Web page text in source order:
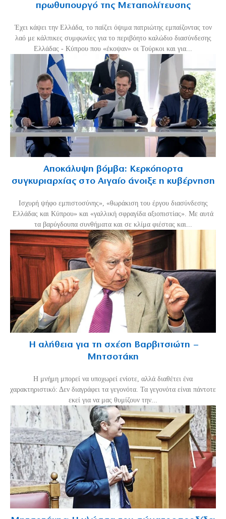
πρωθυπουργό της Μεταπολίτευσης
Έχει κάψει την Ελλάδα, το παίζει όψιμα πατριώτης εμπαίζοντας τον
λαό με κάλπικες συμφωνίες για το περιβόητο καλώδιο διασύνδεσης
Ελλάδας - Κύπρου που «έκοψαν» οι Τούρκοι και για...
Αποκάλυψη βόμβα: Κερκόπορτα
συγκυριαρχίας στο Αιγαίο άνοιξε η κυβέρνηση
Ισχυρή ψήφο εμπιστοσύνης», «θωράκιση του έργου διασύνδεσης
Ελλάδας και Κύπρου» και «γαλλική σφραγίδα αξιοπιστίας». Με αυτά
τα βαρύγδουπα συνθήματα και σε κλίμα φιέστας και...
Η αλήθεια για τη σχέση Βαρβιτσιώτη –
Μητσοτάκη
H μνήμη μπορεί να υποχωρεί ενίοτε, αλλά διαθέτει ένα
χαρακτηριστικό: Δεν διαγράφει τα γεγονότα. Τα γεγονότα είναι πάντοτε
εκεί για να μας θυμίζουν την...